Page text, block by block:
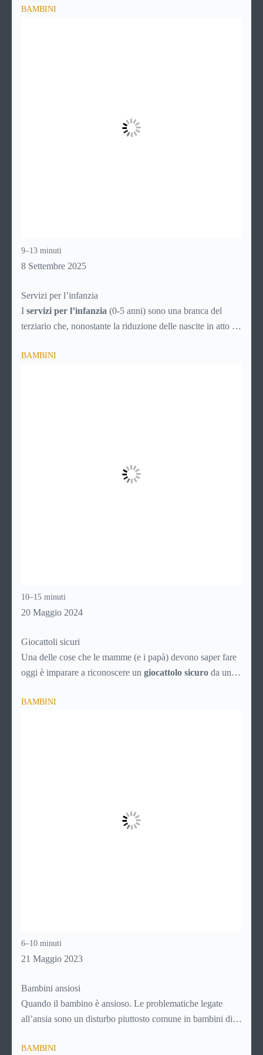
BAMBINI
9–13 minuti
8 Settembre 2025
Servizi per l’infanzia
I servizi per l’infanzia (0-5 anni) sono una branca del
terziario che, nonostante la riduzione delle nascite in atto da
articolo specifico ricco di consigli utili per la scelta
BAMBINI
10–15 minuti
20 Maggio 2024
Giocattoli sicuri
Una delle cose che le mamme (e i papà) devono saper fare
oggi è imparare a riconoscere un giocattolo sicuro da uno
basso costo provenienti dalla Cina, che spesso sono vere e
BAMBINI
6–10 minuti
21 Maggio 2023
Bambini ansiosi
Quando il bambino è ansioso. Le problematiche legate
all’ansia sono un disturbo piuttosto comune in bambini di
evitare che si trasformino in un problema più grande, con la
BAMBINI